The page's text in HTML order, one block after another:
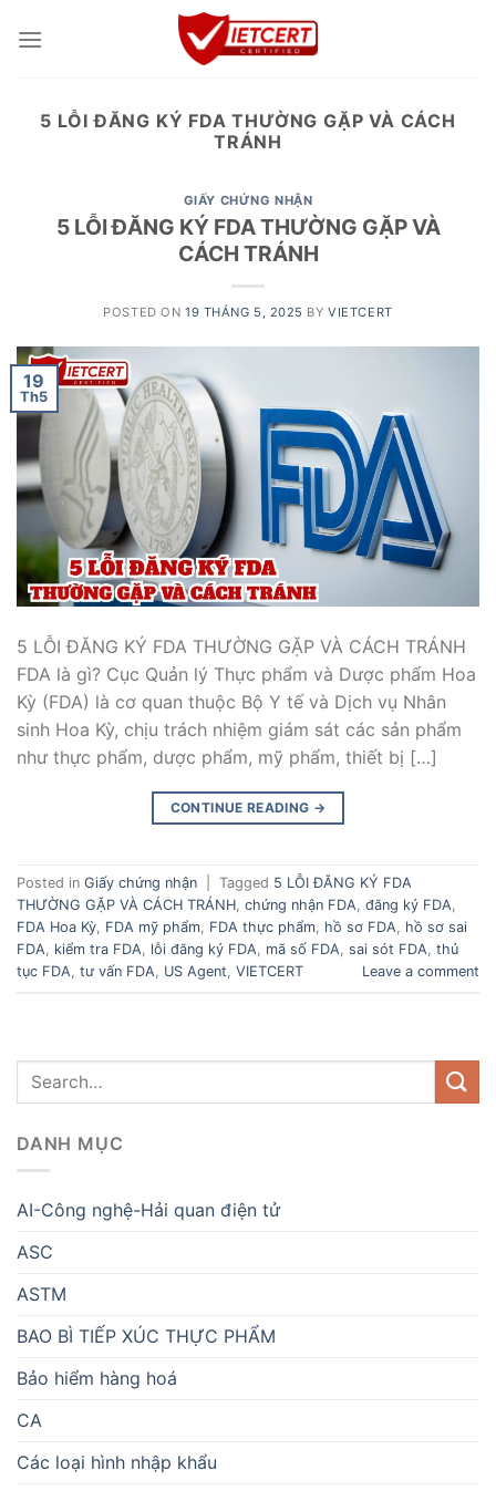
5 LỖI ĐĂNG KÝ FDA THƯỜNG GẶP VÀ CÁCH
TRÁNH
GIẤY CHỨNG NHẬN
5 LỖI ĐĂNG KÝ FDA THƯỜNG GẶP VÀ
CÁCH TRÁNH
POSTED ON 19 THÁNG 5, 2025 BYVIETCERT
19
Th5
5 LỖI ĐĂNG KÝ FDA THƯỜNG GẶP VÀ CÁCH TRÁNH
FDA là gì? Cục Quản lý Thực phẩm và Dược phẩm Hoa
Kỳ (FDA) là cơ quan thuộc Bộ Y tế và Dịch vụ Nhân
sinh Hoa Kỳ, chịu trách nhiệm giám sát các sản phẩm
như thực phẩm, dược phẩm, mỹ phẩm, thiết bị […]
CONTINUE READING →
Posted in Giấy chứng nhận Tagged 5 LỖI ĐĂNG KÝ FDA
THƯỜNG GẶP VÀ CÁCH TRÁNH, chứng nhận FDA, đăng ký FDA,
FDA Hoa Kỳ, FDA mỹ phẩm, FDA thực phẩm, hồ sơ FDA, hồ sơ sai
FDA, kiểm tra FDA, lỗi đăng ký FDA, mã số FDA, sai sót FDA, thủ
tục FDA, tư vấn FDA, US Agent, VIETCERT Leave a comment
DANH MỤC
AI-Công nghệ-Hải quan điện tử
ASC
ASTM
BAO BÌ TIẾP XÚC THỰC PHẨM
Bảo hiểm hàng hoá
CA
Các loại hình nhập khẩu